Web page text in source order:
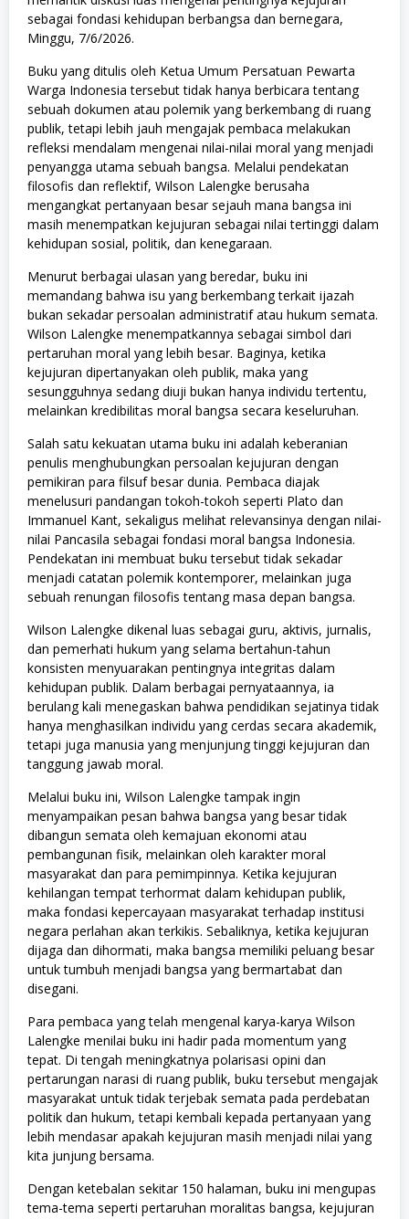
sebagai fondasi kehidupan berbangsa dan bernegara,
Minggu, 7/6/2026.
Buku yang ditulis oleh Ketua Umum Persatuan Pewarta
Warga Indonesia tersebut tidak hanya berbicara tentang
sebuah dokumen atau polemik yang berkembang di ruang
publik, tetapi lebih jauh mengajak pembaca melakukan
refleksi mendalam mengenai nilai-nilai moral yang menjadi
penyangga utama sebuah bangsa. Melalui pendekatan
filosofis dan reflektif, Wilson Lalengke berusaha
mengangkat pertanyaan besar sejauh mana bangsa ini
masih menempatkan kejujuran sebagai nilai tertinggi dalam
kehidupan sosial, politik, dan kenegaraan.
Menurut berbagai ulasan yang beredar, buku ini
memandang bahwa isu yang berkembang terkait ijazah
bukan sekadar persoalan administratif atau hukum semata.
Wilson Lalengke menempatkannya sebagai simbol dari
pertaruhan moral yang lebih besar. Baginya, ketika
kejujuran dipertanyakan oleh publik, maka yang
sesungguhnya sedang diuji bukan hanya individu tertentu,
melainkan kredibilitas moral bangsa secara keseluruhan.
Salah satu kekuatan utama buku ini adalah keberanian
penulis menghubungkan persoalan kejujuran dengan
pemikiran para filsuf besar dunia. Pembaca diajak
menelusuri pandangan tokoh-tokoh seperti Plato dan
Immanuel Kant, sekaligus melihat relevansinya dengan nilai-
nilai Pancasila sebagai fondasi moral bangsa Indonesia.
Pendekatan ini membuat buku tersebut tidak sekadar
menjadi catatan polemik kontemporer, melainkan juga
sebuah renungan filosofis tentang masa depan bangsa.
Wilson Lalengke dikenal luas sebagai guru, aktivis, jurnalis,
dan pemerhati hukum yang selama bertahun-tahun
konsisten menyuarakan pentingnya integritas dalam
kehidupan publik. Dalam berbagai pernyataannya, ia
berulang kali menegaskan bahwa pendidikan sejatinya tidak
hanya menghasilkan individu yang cerdas secara akademik,
tetapi juga manusia yang menjunjung tinggi kejujuran dan
tanggung jawab moral.
Melalui buku ini, Wilson Lalengke tampak ingin
menyampaikan pesan bahwa bangsa yang besar tidak
dibangun semata oleh kemajuan ekonomi atau
pembangunan fisik, melainkan oleh karakter moral
masyarakat dan para pemimpinnya. Ketika kejujuran
kehilangan tempat terhormat dalam kehidupan publik,
maka fondasi kepercayaan masyarakat terhadap institusi
negara perlahan akan terkikis. Sebaliknya, ketika kejujuran
dijaga dan dihormati, maka bangsa memiliki peluang besar
untuk tumbuh menjadi bangsa yang bermartabat dan
disegani.
Para pembaca yang telah mengenal karya-karya Wilson
Lalengke menilai buku ini hadir pada momentum yang
tepat. Di tengah meningkatnya polarisasi opini dan
pertarungan narasi di ruang publik, buku tersebut mengajak
masyarakat untuk tidak terjebak semata pada perdebatan
politik dan hukum, tetapi kembali kepada pertanyaan yang
lebih mendasar apakah kejujuran masih menjadi nilai yang
kita junjung bersama.
Dengan ketebalan sekitar 150 halaman, buku ini mengupas
tema-tema seperti pertaruhan moralitas bangsa, kejujuran